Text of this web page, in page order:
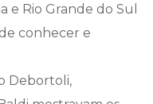
e Rio Grande do Sul
conhecer e
Debortoli,